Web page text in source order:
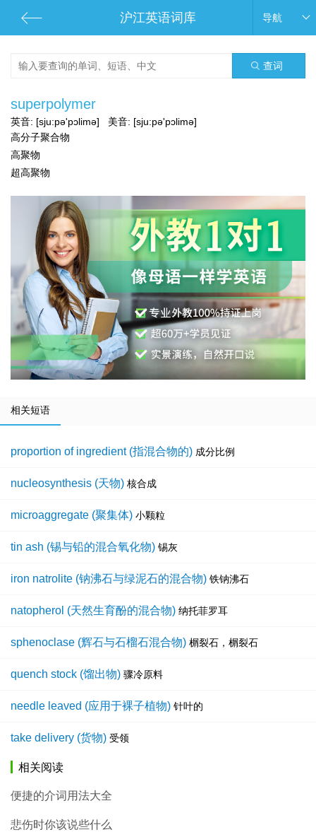
沪江英语词库 导航
查词
superpolymer
英音: [sju:pə'pɔlimə] 美音: [sju:pə'pɔlimə]
高分子聚合物
高聚物
超高聚物
相关短语
proportion of ingredient (指混合物的) 成分比例
nucleosynthesis (天物) 核合成
microaggregate (聚集体) 小颗粒
tin ash (锡与铅的混合氧化物) 锡灰
iron natrolite (钠沸石与绿泥石的混合物) 铁钠沸石
natopherol (天然生育酚的混合物) 纳托菲罗耳
sphenoclase (辉石与石榴石混合物) 榍裂石，榍裂石
quench stock (馏出物) 骤冷原料
needle leaved (应用于裸子植物) 针叶的
take delivery (货物) 受领
相关阅读
便捷的介词用法大全
悲伤时你该说些什么